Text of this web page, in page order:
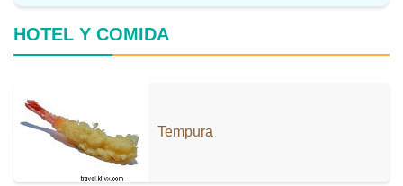
HOTEL Y COMIDA
Tempura